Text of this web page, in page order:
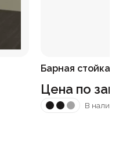
Барная стойка
Цена по
В